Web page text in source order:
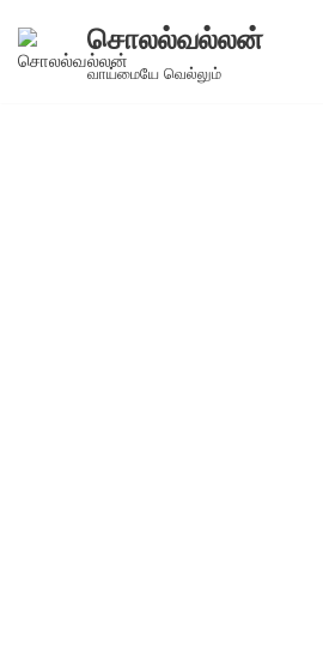
Skip
சொலல்வல்லன்
வாய்மையே வெல்லும்